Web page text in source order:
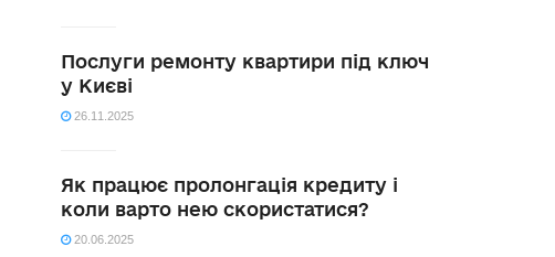
Послуги ремонту квартири під ключ
у Києві
26.11.2025
Як працює пролонгація кредиту і
коли варто нею скористатися?
20.06.2025